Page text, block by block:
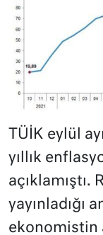
TÜİK eylül
yıllık
açıklamıştı.
yayınladığı
ekonomistin